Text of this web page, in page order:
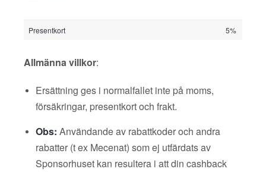
Presentkort 5%
Allmänna villkor:
Ersättning ges i normalfallet inte på moms,
försäkringar, presentkort och frakt.
Obs: Användande av rabattkoder och andra
rabatter (t ex Mecenat) som ej utfärdats av
Sponsorhuset kan resultera i att din cashback